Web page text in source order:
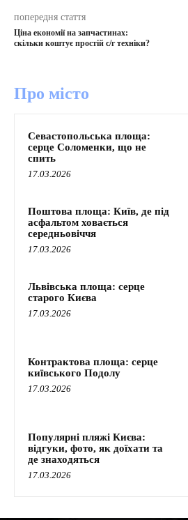
попередня стаття
Ціна економії на запчастинах:
скільки коштує простій с/г техніки?
Про місто
Севастопольська площа:
серце Соломенки, що не
спить
17.03.2026
Поштова площа: Київ, де під
асфальтом ховається
середньовіччя
17.03.2026
Львівська площа: серце
старого Києва
17.03.2026
Контрактова площа: серце
київського Подолу
17.03.2026
Популярні пляжі Києва:
відгуки, фото, як доїхати та
де знаходяться
17.03.2026